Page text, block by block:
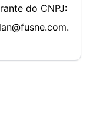
do CNPJ: